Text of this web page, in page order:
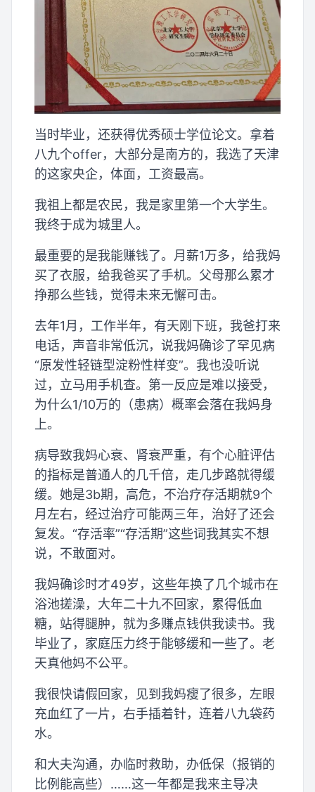
当时毕业，还获得优秀硕士学位论文。拿着
八九个offer，大部分是南方的，我选了天津
的这家央企，体面，工资最高。
我祖上都是农民，我是家里第一个大学生。
我终于成为城里人。
最重要的是我能赚钱了。月薪1万多，给我妈
买了衣服，给我爸买了手机。父母那么累才
挣那么些钱，觉得未来无懈可击。
去年1月，工作半年，有天刚下班，我爸打来
电话，声音非常低沉，说我妈确诊了罕见病
“原发性轻链型淀粉性样变”。我也没听说
过，立马用手机查。第一反应是难以接受，
为什么1/10万的（患病）概率会落在我妈身
上。
病导致我妈心衰、肾衰严重，有个心脏评估
的指标是普通人的几千倍，走几步路就得缓
缓。她是3b期，高危，不治疗存活期就9个
月左右，经过治疗可能两三年，治好了还会
复发。“存活率”“存活期”这些词我其实不想
说，不敢面对。
我妈确诊时才49岁，这些年换了几个城市在
浴池搓澡，大年二十九不回家，累得低血
糖，站得腿肿，就为多赚点钱供我读书。我
毕业了，家庭压力终于能够缓和一些了。老
天真他妈不公平。
我很快请假回家，见到我妈瘦了很多，左眼
充血红了一片，右手插着针，连着八九袋药
水。
和大夫沟通，办临时救助，办低保（报销的
比例能高些）……这一年都是我来主导决